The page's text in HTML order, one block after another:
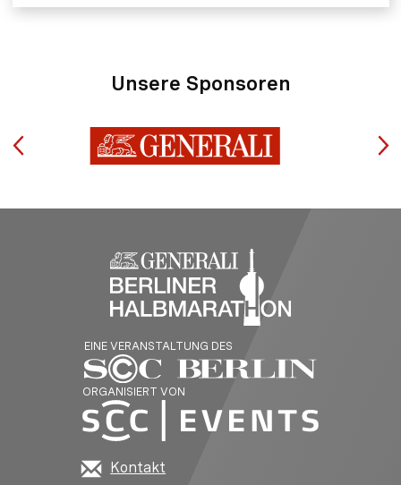
Unsere Sponsoren
EINE VERANSTALTUNG DES
ORGANISIERT VON
Kontakt